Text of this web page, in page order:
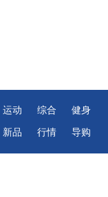
运动 综合 健身
新品 行情 导购